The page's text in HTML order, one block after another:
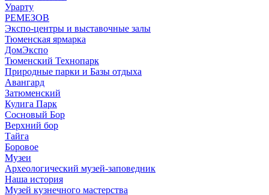
Урарту
РЕМЕЗОВ
Экспо-центры и выставочные залы
Тюменская ярмарка
ДомЭкспо
Тюменский Технопарк
Природные парки и Базы отдыха
Авангард
Затюменский
Кулига Парк
Сосновый Бор
Верхний бор
Тайга
Боровое
Музеи
Археологический музей-заповедник
Наша история
Музей кузнечного мастерства